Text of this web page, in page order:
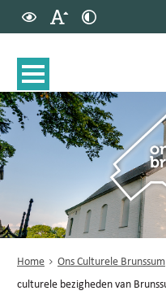
Home Ons Culturele Brunssum
culturele bezigheden van